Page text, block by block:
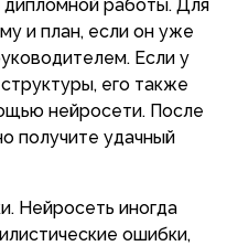
дипломной работы. Для
и план, если он уже
Если у
его также
нейросети. После
получите удачный
Нейросеть иногда
ошибки,